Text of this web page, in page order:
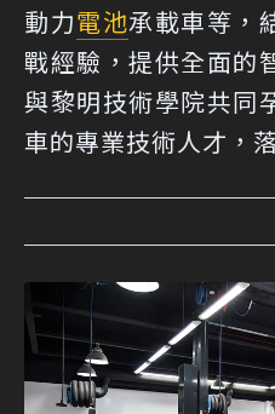
動力電池承載車等，
戰經驗，提供全面的
與黎明技術學院共同
車的專業技術人才，